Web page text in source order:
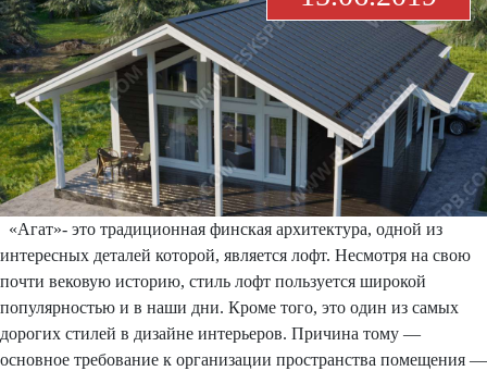
«Агат»- это традиционная финская архитектура, одной из
интересных деталей которой, является лофт. Несмотря на свою
почти вековую историю, стиль лофт пользуется широкой
популярностью и в наши дни. Кроме того, это один из самых
дорогих стилей в дизайне интерьеров. Причина тому —
основное требование к организации пространства помещения —